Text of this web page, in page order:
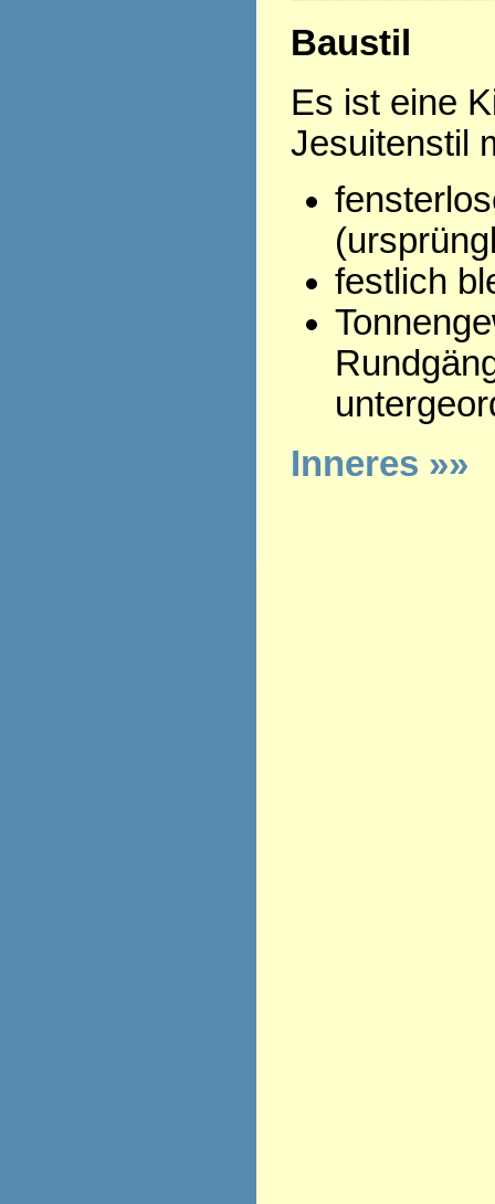
Baustil
Es ist eine
Jesuitenstil
festlich
Inneres »»